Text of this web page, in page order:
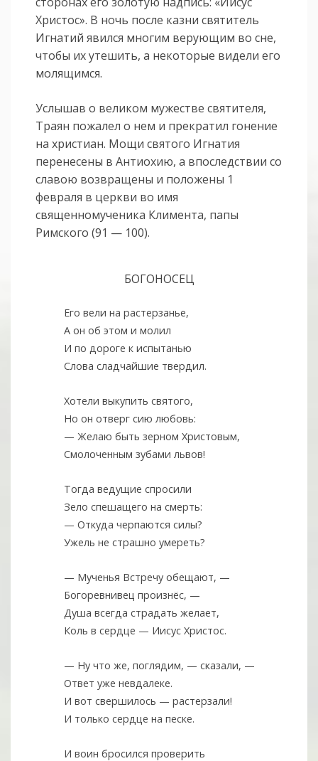
Христос». В ночь после казни святитель
Игнатий явился многим верующим во сне,
чтобы их утешить, а некоторые видели его
молящимся.
Услышав о великом мужестве святителя,
Траян пожалел о нем и прекратил гонение
на христиан. Мощи святого Игнатия
перенесены в Антиохию, а впоследствии со
славою возвращены и положены 1
февраля в церкви во имя
священномученика Климента, папы
Римского (91 — 100).
БОГОНОСЕЦ
Его вели на растерзанье,
А он об этом и молил
И по дороге к испытанью
Слова сладчайшие твердил.
Хотели выкупить святого,
Но он отверг сию любовь:
— Желаю быть зерном Христовым,
Смолоченным зубами львов!
Тогда ведущие спросили
Зело спешащего на смерть:
— Откуда черпаются силы?
Ужель не страшно умереть?
— Мученья Встречу обещают, —
Богоревнивец произнёс, —
Душа всегда страдать желает,
Коль в сердце — Иисус Христос.
— Ну что же, поглядим, — сказали, —
Ответ уже невдалеке.
И вот свершилось — растерзали!
И только сердце на песке.
И воин бросился проверить